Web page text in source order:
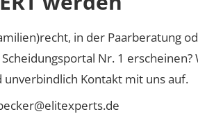
in der Paarberatung
Nr. 1 erscheinen?
unverbindlich Kontakt mit uns auf.